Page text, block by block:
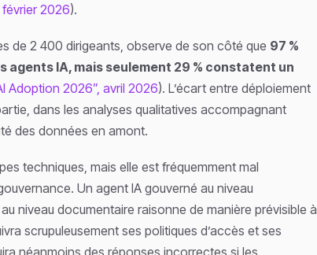
février 2026).
de 2 400 dirigeants, observe de son côté que 97 %
agents IA, mais seulement 29 % constatent un
Adoption 2026”, avril 2026). L’écart entre déploiement
dans les analyses qualitatives accompagnant
des données en amont.
techniques, mais elle est fréquemment mal
Un agent IA gouverné au niveau
niveau documentaire raisonne de manière prévisible à
scrupuleusement ses politiques d’accès et ses